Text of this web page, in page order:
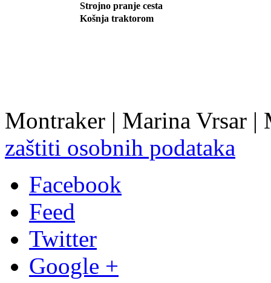
Strojno pranje cesta
Košnja traktorom
Montraker | Marina Vrsar |
zaštiti osobnih podataka
Facebook
Feed
Twitter
Google +